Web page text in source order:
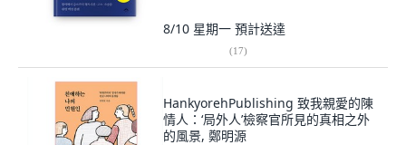
8/10 星期一 預計送達
(17)
HankyorehPublishing 致我親愛的陳
情人：‘局外人’檢察官所見的真相之外
的風景, 鄭明源